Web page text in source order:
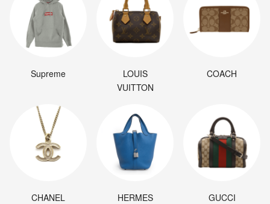
Supreme
LOUIS
VUITTON
COACH
CHANEL HERMES GUCCI